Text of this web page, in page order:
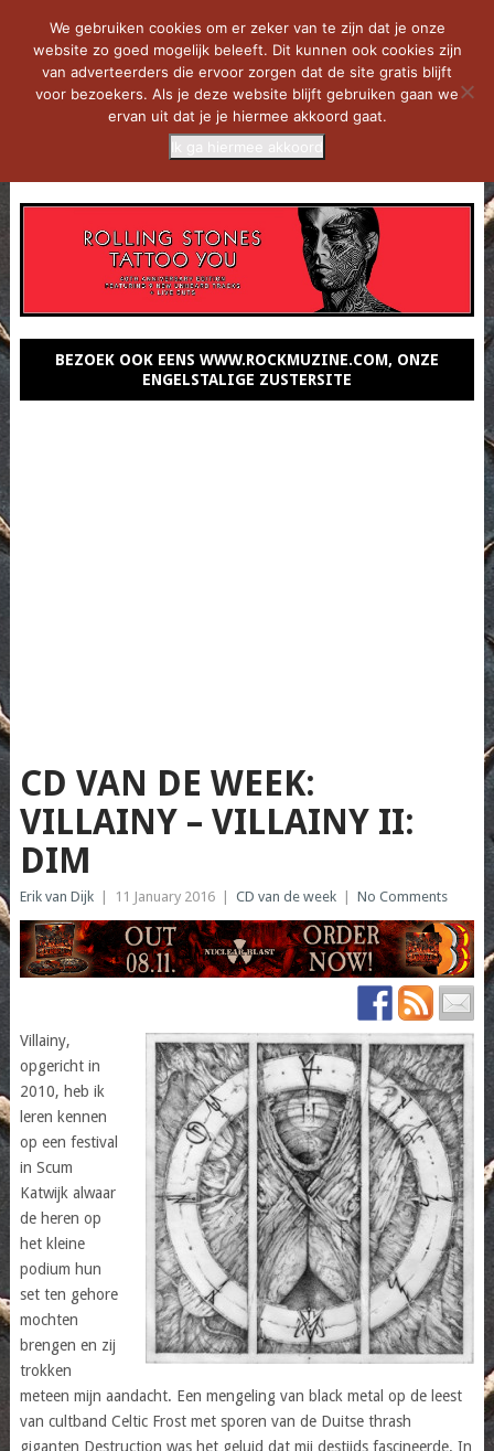
BEZOEK OOK EENS WWW.ROCKMUZINE.COM, ONZE
ENGELSTALIGE ZUSTERSITE
CD VAN DE WEEK:
VILLAINY – VILLAINY II:
DIM
Erik van Dijk 11 January 2016 CD van de week No Comments
Villainy,
opgericht in
2010, heb ik
leren kennen
op een festival
in Scum
Katwijk alwaar
de heren op
het kleine
podium hun
set ten gehore
mochten
brengen en zij
trokken
meteen mijn aandacht. Een mengeling van black metal op de leest
van cultband Celtic Frost met sporen van de Duitse thrash
giganten Destruction was het geluid dat mij destijds fascineerde. In
We gebruiken cookies om er zeker van te zijn dat je onze
website zo goed mogelijk beleeft. Dit kunnen ook cookies zijn
van adverteerders die ervoor zorgen dat de site gratis blijft
voor bezoekers. Als je deze website blijft gebruiken gaan we
ervan uit dat je je hiermee akkoord gaat.
Ik ga hiermee akkoord